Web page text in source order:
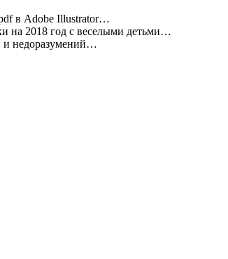
в Adobe Illustrator…
на 2018 год с веселыми детьми…
и недоразумений…